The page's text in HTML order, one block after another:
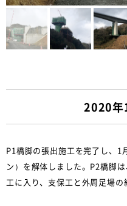
2020年
P1橋脚の張出施工を完了し、1
ン）を解体しました。P2橋脚
工に入り、支保工と外周足場の